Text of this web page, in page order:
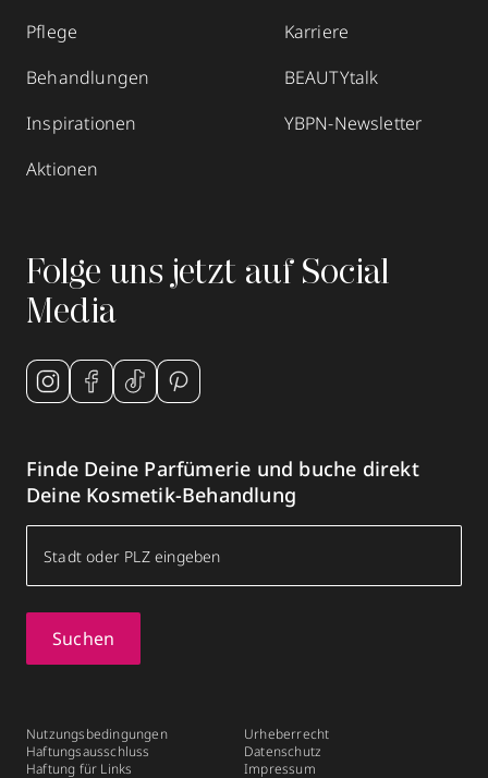
Pflege
Behandlungen
Inspirationen
Aktionen
Karriere
BEAUTYtalk
YBPN-Newsletter
Folge uns jetzt auf Social
Media
Finde Deine Parfümerie und buche direkt
Deine Kosmetik-Behandlung
Suchen
Nutzungsbedingungen
Haftungsausschluss
Haftung für Links
Urheberrecht
Datenschutz
Impressum